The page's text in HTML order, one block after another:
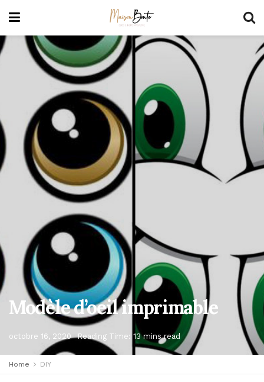
Modèle d’oeil imprimable
octobre 16, 2020 Reading Time: 13 mins read
Home DIY